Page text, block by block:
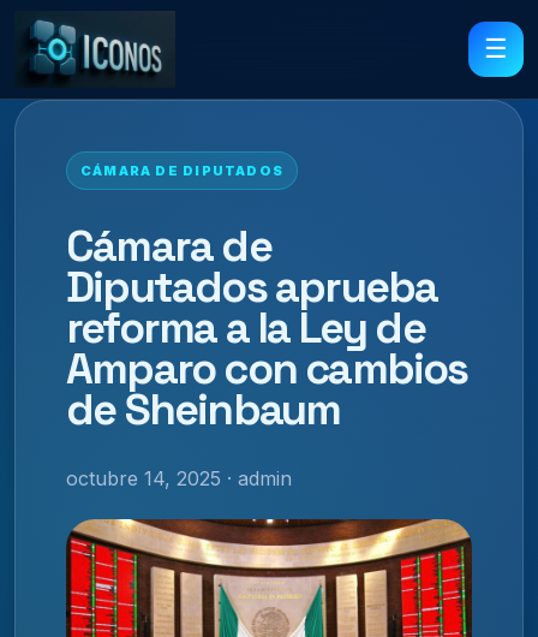
☰
CÁMARA DE DIPUTADOS
Cámara de
Diputados aprueba
reforma a la Ley de
Amparo con cambios
de Sheinbaum
octubre 14, 2025 · admin